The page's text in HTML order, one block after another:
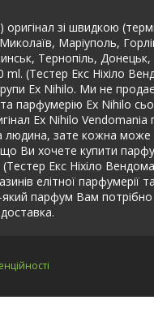
зі швидкою
Маріуполь,
Тернопіль,
(Тестер Екс Ніхіло
Ex Nihilo. Ми не
парфумерію Ex Nihilo
Ex Nihilo
зате кожна може
Ви хочете купити
Екс Ніхіло
елітної парфумерії
який парфум Вам